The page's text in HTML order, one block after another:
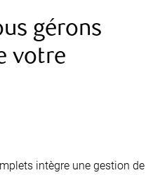
gérons
votre
intègre une gestion de